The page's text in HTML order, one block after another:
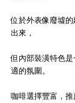
位於外表像廢墟
出來，
但內部裝潢特色
適的氛圍。
咖啡選擇豐富，推